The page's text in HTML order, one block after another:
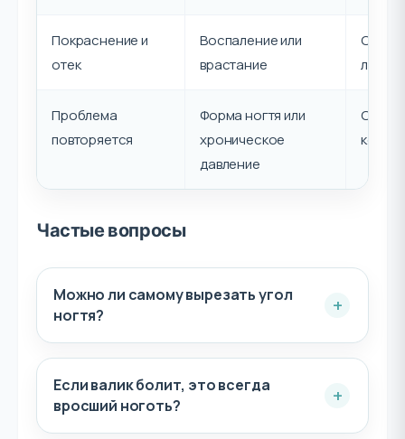
Покраснение и
отек
Воспаление или
врастание
Очный
Проблема
повторяется
Форма ногтя или
хроническое
давление
Частые вопросы
Можно ли самому вырезать угол
ногтя?
Если валик болит, это всегда
вросший ноготь?